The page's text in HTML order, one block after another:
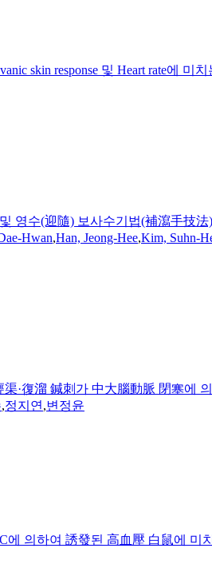
skin response 및 Heart rate에 미
영수(迎隨) 보사수기법(補瀉手技
Hwan,Han, Jeong-Hee,Kim, Suhn-
·復溜 鍼刺가 中大腦動脈 閉塞에
,정지연,변정윤
에 의하여 誘發된 高血壓 白鼠에 미